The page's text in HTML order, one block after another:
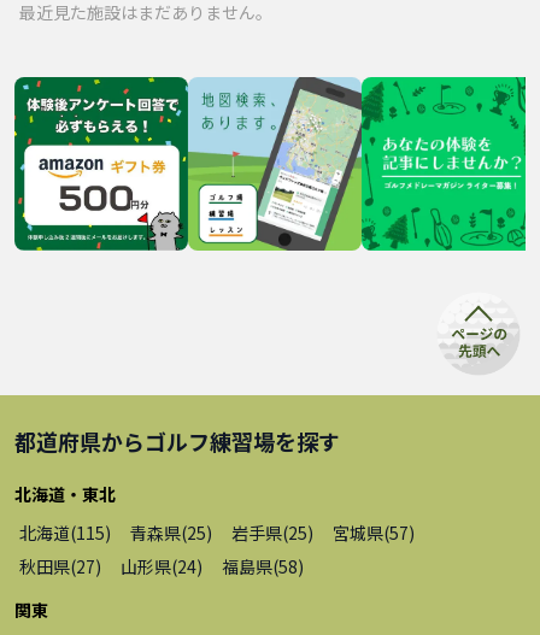
最近見た施設はまだありません。
都道府県からゴルフ練習場を探す
北海道・東北
北海道(115) 青森県(25) 岩手県(25) 宮城県(57)
秋田県(27) 山形県(24) 福島県(58)
関東